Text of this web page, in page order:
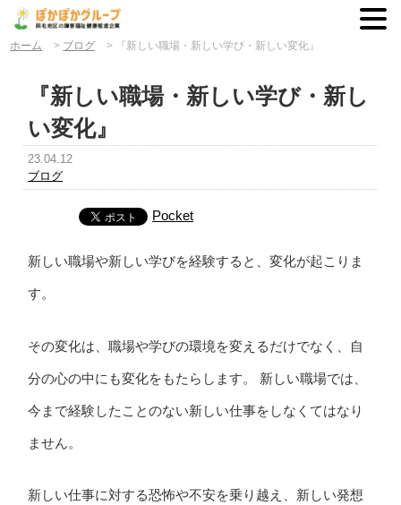
ホーム > ブログ > 『新しい職場・新しい学び・新しい変化』
『新しい職場・新しい学び・新し
い変化』
23.04.12
ブログ
Pocket
新しい職場や新しい学びを経験すると、変化が起こりま
す。
その変化は、職場や学びの環境を変えるだけでなく、自
分の心の中にも変化をもたらします。 新しい職場では、
今まで経験したことのない新しい仕事をしなくてはなり
ません。
新しい仕事に対する恐怖や不安を乗り越え、新しい発想